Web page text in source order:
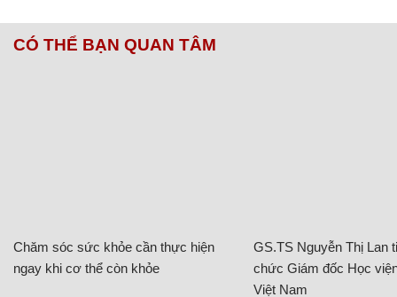
CÓ THỂ BẠN QUAN TÂM
Chăm sóc sức khỏe cần thực hiện
ngay khi cơ thể còn khỏe
GS.TS Nguyễn Thị Lan
chức Giám đốc Học
Việt Nam